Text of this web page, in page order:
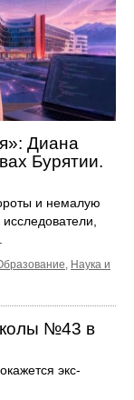
Диана
Бурятии.
и немалую
Наука и
№43 в
экс-